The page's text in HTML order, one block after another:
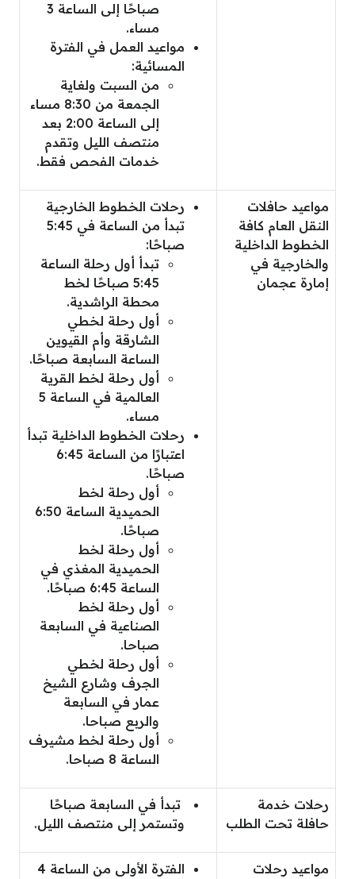
صباحًا إلى الساعة 3
مساء.
مواعيد العمل في الفترة
المسائية:
من السبت ولغاية
الجمعة من 8:30 مساء
إلى الساعة 2:00 بعد
منتصف الليل وتقدم
خدمات الفحص فقط.
مواعيد حافلات
النقل العام كافة
الخطوط الداخلية
والخارجية في
إمارة عجمان
رحلات الخطوط الخارجية
تبدأ من الساعة في 5:45
صباحًا:
تبدأ أول رحلة الساعة
5:45 صباحًا لخط
محطة الراشدية.
أول رحلة لخطي
الشارقة وأم القيوين
الساعة السابعة صباحًا.
أول رحلة لخط القرية
العالمية في الساعة 5
مساء.
رحلات الخطوط الداخلية تبدأ
اعتبارًا من الساعة 6:45
صباحًا.
أول رحلة لخط
الحميدية الساعة 6:50
صباحًا.
أول رحلة لخط
الحميدية المغذي في
الساعة 6:45 صباحًا.
أول رحلة لخط
الصناعية في السابعة
صباحا.
أول رحلة لخطي
الجرف وشارع الشيخ
عمار في السابعة
والربع صباحا.
أول رحلة لخط مشيرف
الساعة 8 صباحا.
رحلات خدمة
حافلة تحت الطلب
تبدأ في السابعة صباحًا
وتستمر إلى منتصف الليل.
مواعيد رحلات
الفترة الأولى من الساعة 4